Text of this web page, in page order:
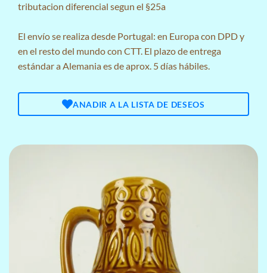
tributacion diferencial segun el §25a
El envío se realiza desde Portugal: en Europa con DPD y
en el resto del mundo con CTT. El plazo de entrega
estándar a Alemania es de aprox. 5 días hábiles.
ANADIR A LA LISTA DE DESEOS